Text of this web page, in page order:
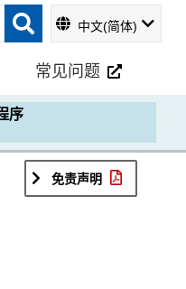
中文(简体)
常见问题
序
免责声明